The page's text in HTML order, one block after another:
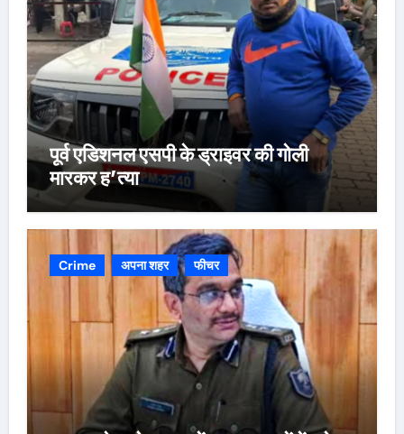
पूर्व एडिशनल एसपी के ड्राइवर की गोली
मारकर ह’त्या
Crime अपना शहर फीचर